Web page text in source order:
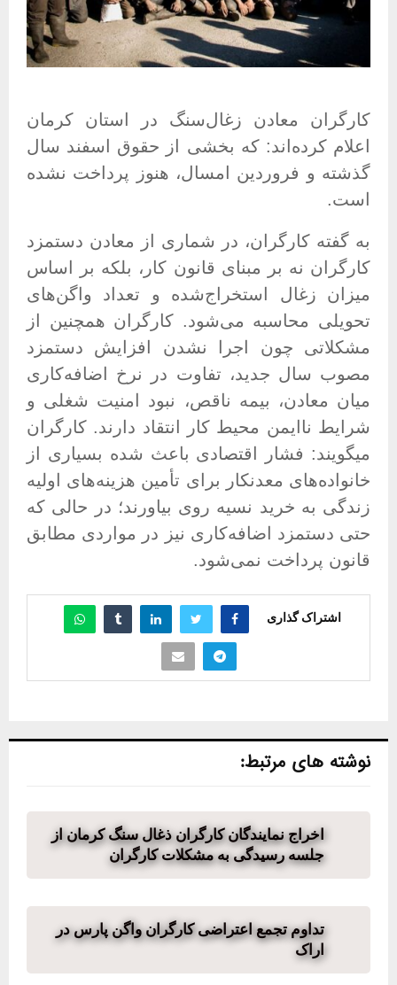
کارگران معادن زغال‌سنگ در استان کرمان
اعلام کرده‌اند: که بخشی از حقوق اسفند سال
گذشته و فروردین امسال، هنوز پرداخت نشده
است.
به گفته کارگران، در شماری از معادن دستمزد
کارگران نه بر مبنای قانون کار، بلکه بر اساس
میزان زغال استخراج‌شده و تعداد واگن‌های
تحویلی محاسبه می‌شود. کارگران همچنین از
مشکلاتی چون اجرا نشدن افزایش دستمزد
مصوب سال جدید، تفاوت در نرخ اضافه‌کاری
میان معادن، بیمه ناقص، نبود امنیت شغلی و
شرایط ناایمن محیط کار انتقاد دارند. کارگران
میگویند: فشار اقتصادی باعث شده بسیاری از
خانواده‌های معدنکار برای تأمین هزینه‌های اولیه
زندگی به خرید نسیه روی بیاورند؛ در حالی که
حتی دستمزد اضافه‌کاری نیز در مواردی مطابق
قانون پرداخت نمی‌شود.
اشتراک گذاری
نوشته های مرتبط:
اخراج نمایندگان کارگران ذغال سنگ کرمان از
جلسه رسیدگی به مشکلات کارگران
تداوم تجمع اعتراضی کارگران واگن پارس در
اراک